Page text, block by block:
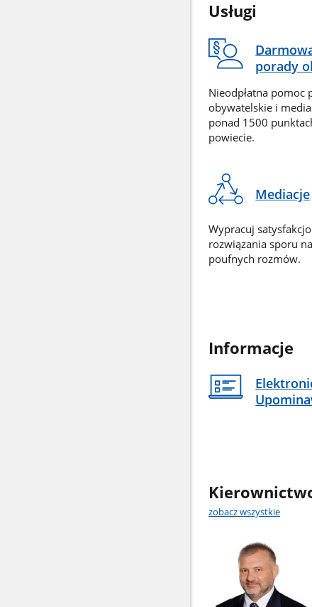
Usługi
porady
Nieodpłatna pomoc
obywatelskie i
ponad 1500
powiecie.
Mediacje
Wypracuj
rozwiązania sporu
poufnych rozmów.
Informacje
zobacz wszystkie